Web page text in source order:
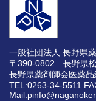
一般社団法人 長野県
〒390-0802 長野県
長野県薬剤師会医薬
TEL:0263-34-5511